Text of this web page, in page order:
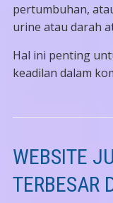
pertumbuhan,
urine atau darah
Hal ini penting
keadilan dalam
WEBSITE
TERBESAR